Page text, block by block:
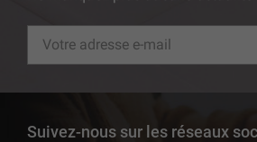
Suivez-nous sur les réseaux